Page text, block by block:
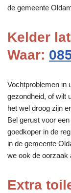
de gemeente
Kelder
Waar:
Vochtproblemen in
gezondheid, of wilt
het wel droog zijn
Bel gerust voor een
goedkoper in de
in de gemeente
we ook de oorzaak
Extra